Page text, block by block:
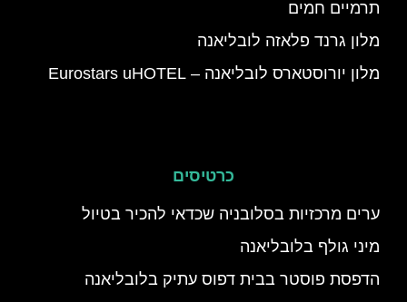
תרמיים חמים
מלון גרנד פלאזה לובליאנה
מלון יורוסטארס לובליאנה – Eurostars uHOTEL
כרטיסים
ערים מרכזיות בסלובניה שכדאי להכיר בטיול
מיני גולף בלובליאנה
הדפסת פוסטר בבית דפוס עתיק בלובליאנה